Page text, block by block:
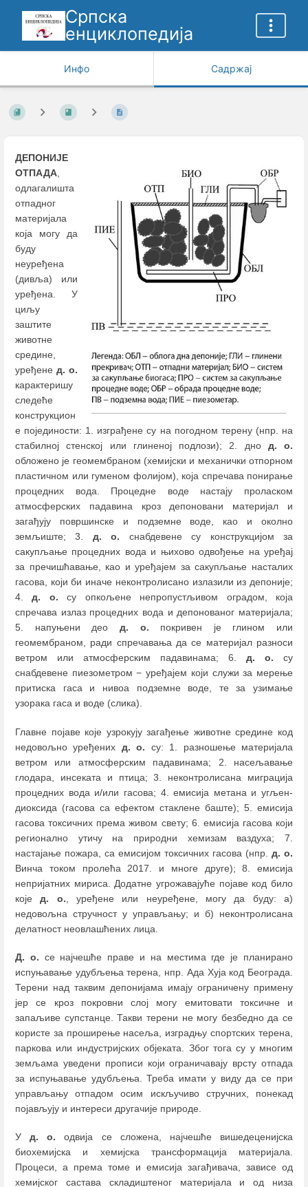
Српска
енциклопедија
Инфо Садржај
ДЕПОНИЈЕ
ОТПАДА,
одлагалишта
отпадног
материјала
која могу да
буду
неуређена
(дивља) или
уређена. У
циљу
заштитe
животне
средине,
уређене д. о.
карактеришу
следеће
конструкцион
е појединости: 1. изграђене су на погодном терену (нпр. на
стабилној стенској или глиненој подлози); 2. дно д. о.
обложено је геомембраном (хемијски и механички отпорном
пластичном или гуменом фолијом), која спречава понирање
процедних вода. Процедне воде настају проласком
атмосферских падавина кроз депоновани материјал и
загађују површинске и подземне воде, као и околно
земљиште; 3. д. о. снабдевене су конструкцијом за
сакупљање процедних вода и њихово одвођење на уређај
за пречишћавање, као и уређајем за сакупљање насталих
гасова, који би иначе неконтролисано излазили из депоније;
4.д. о. су опкољене непропустљивом оградом, која
спречава излаз процедних вода и депонованог материјала;
5. напуњени део д. о. покривен је глином или
геомембраном, ради спречавања да се материјал разноси
ветром или атмосферским падавинама; 6. д. о. су
снабдевене пиезометром − уређајем који служи за мерење
притиска гаса и нивоа подземне воде, те за узимање
узорака гаса и воде (слика).
Главне појаве које узрокују загађење животне средине код
недовољно уређених д. о. су: 1. разношење материјала
ветром или атмосферским падавинама; 2. насељавање
глодара, инсеката и птица; 3. неконтролисана миграција
процедних вода и/или гасова; 4. емисија метана и угљен-
диоксида (гасова са ефектом стаклене баште); 5. емисија
гасова токсичних према живом свету; 6. емисија гасова који
регионално утичу на природни хемизам ваздуха; 7.
настајање пожара, са емисијом токсичних гасова (нпр. д. о.
Винча током пролећа 2017. и многе друге); 8. емисија
непријатних мириса. Додатне угрожавајуће појаве код било
којед. о. , уређене или неуређене, могу да буду: а)
недовољна стручност у управљању; и б) неконтролисана
делатност неовлашћених лица.
Д. о. се најчешће праве и на местима где је планирано
испуњавање удубљења терена, нпр. Ада Хуја код Београда.
Терени над таквим депонијама имају ограничену примену
јер се кроз покровни слој могу емитовати токсичне и
запаљиве супстанце. Такви терени не могу безбедно да се
користе за проширење насеља, изградњу спортских терена,
паркова или индустријских објеката. Због тога су у многим
земљама уведени прописи који ограничавају врсту отпада
за испуњавање удубљења. Треба имати у виду да се при
управљању отпадом осим искључиво стручних, понекад
појављују и интереси другачије природе.
Уд. о. одвија се сложена, најчешће вишедеценијска
биохемијска и хемијска трансформација материјала.
Процеси, а према томе и емисија загађивача, зависе од
хемијског састава складиштеног материјала и од низа